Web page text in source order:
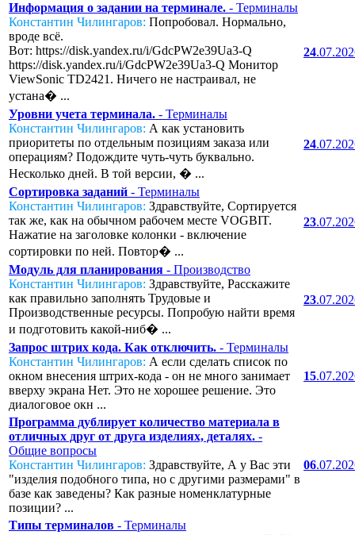
Информация о задании на терминале. - Терминалы
Константин Чилингаров: Попробовал. Нормально,
вроде всё.
Вот: https://disk.yandex.ru/i/GdcPW2e39Ua3-Q
https://disk.yandex.ru/i/GdcPW2e39Ua3-Q Монитор
ViewSonic TD2421. Ничего не настраивал, не
устана� ...
24
Уровни учета терминала. - Терминалы
Константин Чилингаров: А как установить
приоритеты по отдельным позициям заказа или
операциям? Подождите чуть-чуть буквально.
Несколько дней. В той версии, � ...
24
Сортировка заданий - Терминалы
Константин Чилингаров: Здравствуйте, Сортируется
так же, как на обычном рабочем месте VOGBIT.
Нажатие на заголовке колонки - включение
сортировки по ней. Повтор� ...
23
Модуль для планирования - Производство
Константин Чилингаров: Здравствуйте, Расскажите
как правильно заполнять Трудовые и
Производственные ресурсы. Попробую найти время
и подготовить какой-ниб� ...
23
Запрос штрих кода. Как отключить. - Терминалы
Константин Чилингаров: А если сделать список по
окном внесения штрих-кода - он не много занимает
вверху экрана Нет. Это не хорошее решение. Это
диалоговое окн ...
15
Программа дублирует количество материала в
отличных друг от друга изделиях, деталях. -
Общие вопросы
Константин Чилингаров: Здравствуйте, А у Вас эти
"изделия подобного типа, но с другими размерами" в
базе как заведены? Как разные номенклатурные
позиции? ...
06
Типы терминалов - Терминалы